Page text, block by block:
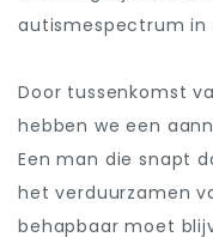
autismespectrum in
Door tussenkomst
hebben we een
Een man die snapt
het verduurzamen
behapbaar moet